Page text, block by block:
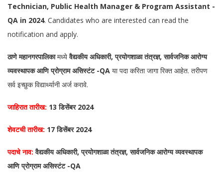
Technician, Public Health Manager & Program Assistant -
QA in 2024. Candidates who are interested can read the
notification and apply.
ठाणे महानगरपालिकामध्येवैद्यकीय अधिकारी, प्रयोगशाळा तंत्रज्ञ, सार्वजनिक आरोग्य
व्यवस्थापक आणि प्रोग्राम असिस्टंट -QA या पदा करिता जागा रिक्त आहेत. तरीपण
सर्व इच्छुक विद्यार्थ्यानी अर्ज करावे.
जाहिरात तारीख: 13 डिसेंबर 2024
शेवटची तारीख: 17 डिसेंबर 2024
पदाचे नाव: वैद्यकीय अधिकारी, प्रयोगशाळा तंत्रज्ञ, सार्वजनिक आरोग्य व्यवस्थापक
आणि प्रोग्राम असिस्टंट -QA